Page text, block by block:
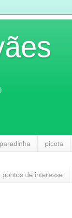
picota
pontos de interesse